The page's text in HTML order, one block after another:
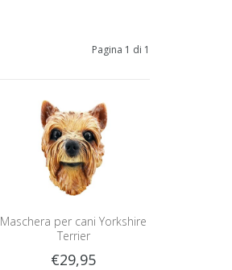
Pagina 1 di 1
Maschera per cani Yorkshire
Terrier
€29,95